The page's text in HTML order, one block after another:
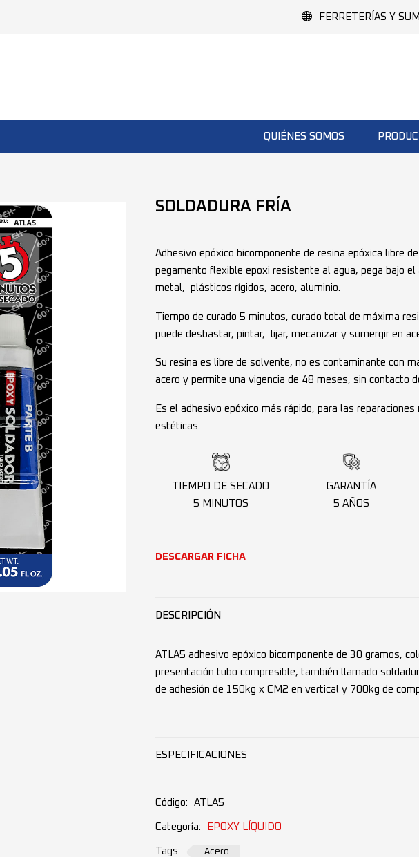
FERRETERÍAS Y
QUIÉNES SOMOS
SOLDADURA FRÍA
Adhesivo epóxico bicomponente de resina epóxica libre
pegamento flexible epoxi resistente al agua, pega bajo el
metal, plásticos rígidos, acero, aluminio.
Tiempo de curado 5 minutos, curado total de máxima
puede desbastar, pintar, lijar, mecanizar y sumergir en
Su resina es libre de solvente, no es contaminante con
acero y permite una vigencia de 48 meses, sin contacto
Es el adhesivo epóxico más rápido, para las
estéticas.
TIEMPO DE SECADO
5 MINUTOS
GARANTÍA
5 AÑOS
DESCARGAR FICHA
DESCRIPCIÓN
ATLA5 adhesivo epóxico bicomponente de 30 gramos,
presentación tubo compresible, también llamado
de adhesión de 150kg x CM2 en vertical y 700kg de
ESPECIFICACIONES
Código: ATLA5
Categoría: EPOXY LÍQUIDO
Tags: Acero